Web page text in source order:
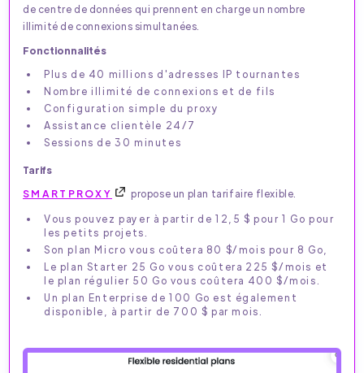
de centre de données qui prennent en charge un nombre
illimité de connexions simultanées.
Fonctionnalités
Plus de 40 millions d'adresses IP tournantes
Nombre illimité de connexions et de fils
Configuration simple du proxy
Assistance clientèle 24/7
Sessions de 30 minutes
Tarifs
SMARTPROXY
propose un plan tarifaire flexible.
Vous pouvez payer à partir de 12,5 $ pour 1 Go pour
les petits projets.
Son plan Micro vous coûtera 80 $/mois pour 8 Go,
Le plan Starter 25 Go vous coûtera 225 $/mois et
le plan régulier 50 Go vous coûtera 400 $/mois.
Un plan Enterprise de 100 Go est également
disponible, à partir de 700 $ par mois.